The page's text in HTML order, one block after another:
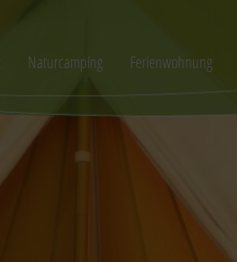
Naturcamping Ferienwohnung